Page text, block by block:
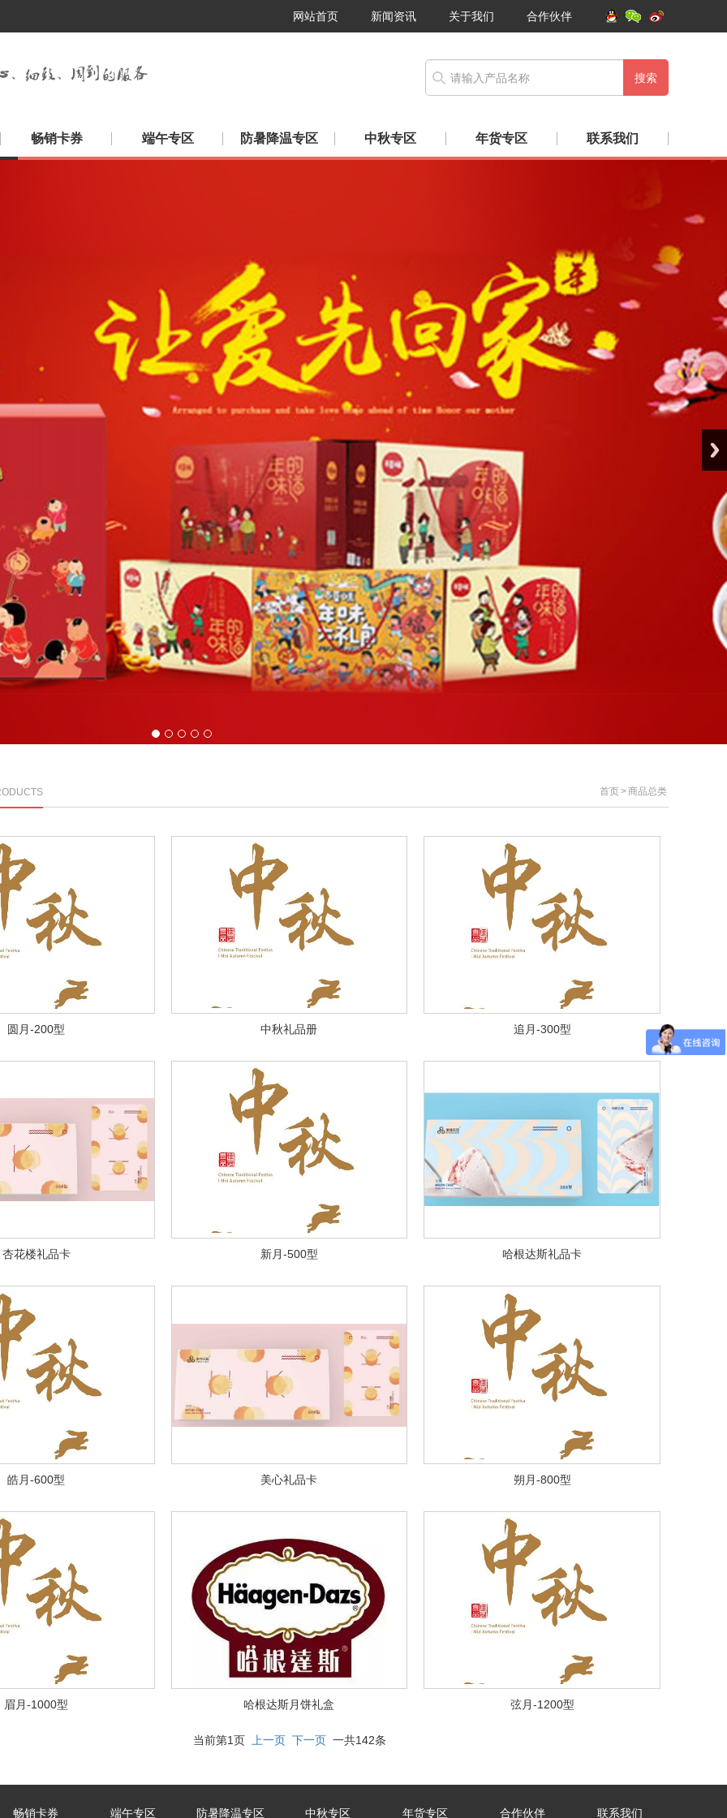
网站首页 新闻资讯 关于我们 合作伙伴
搜索
畅销卡券 端午专区 防暑降温专区 中秋专区 年货专区 联系我们
1 2 3 4 5
首页>商品总类
圆月-200型 中秋礼品册 追月-300型
杏花楼礼品卡 新月-500型 哈根达斯礼品卡
皓月-600型 美心礼品卡 朔月-800型
眉月-1000型 哈根达斯月饼礼盒 弦月-1200型
当前第1页 上一页 下一页一共142条
畅销卡券 端午专区 防暑降温专区 中秋专区 年货专区 合作伙伴 联系我们